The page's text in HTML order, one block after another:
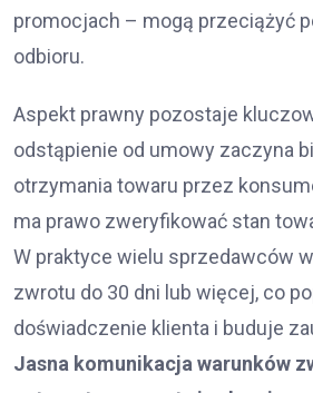
promocjach – mogą przeciążyć
odbioru.
Aspekt prawny pozostaje
odstąpienie od umowy zaczyna
otrzymania towaru przez
ma prawo zweryfikować stan
W praktyce wielu sprzedawców
zwrotu do 30 dni lub więcej, co
doświadczenie klienta i buduje
Jasna komunikacja warunków